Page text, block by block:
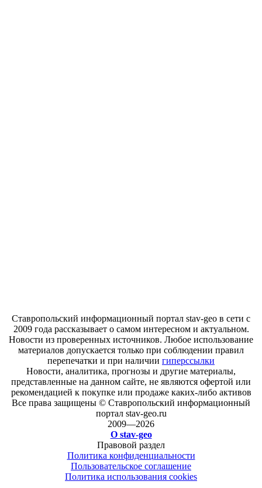
Ставропольский информационный портал stav-geo в сети с
2009 года рассказывает о самом интересном и актуальном.
Новости из проверенных источников. Любое использование
материалов допускается только при соблюдении правил
перепечатки и при наличии гиперссылки
Новости, аналитика, прогнозы и другие материалы,
представленные на данном сайте, не являются офертой или
рекомендацией к покупке или продаже каких-либо активов
Все права защищены © Ставропольский информационный
портал stav-geo.ru
2009—2026
О stav-geo
Правовой раздел
Политика конфиденциальности
Пользовательское соглашение
Политика использования cookies